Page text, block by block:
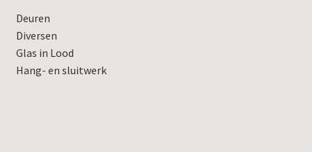
Deuren
Diversen
Glas in Lood
Hang- en sluitwerk